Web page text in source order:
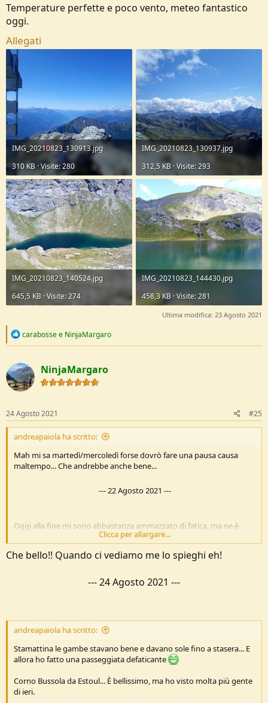
Lago di Bringuez
Cascata di Pracard
Temperature perfette e poco vento, meteo fantastico
oggi.
Allegati
IMG_20210823_130913.jpg
310 KB · Visite: 280
IMG_20210823_130937.jpg
312,5 KB · Visite: 293
IMG_20210823_140524.jpg
645,5 KB · Visite: 274
IMG_20210823_144430.jpg
458,3 KB · Visite: 281
Ultima modifica: 23 Agosto 2021
R
c
t
i
o
s
:
carabossee NinjaMargaro
NinjaMargaro
24 Agosto 2021 #25
andreapaiola ha scritto:
Mah mi sa martedì/mercoledì forse dovrò fare una pausa causa
maltempo... Che andrebbe anche bene...
--- 22 Agosto 2021 ---
Oggi alla fine mi sono abbastanza ammazzato di fatica, ma ne è
Mi sono svegliato all'alba con la fame percui ho fatto una bella
Stamattina era molto umido e il cielo era coperto.
https://www.gulliver.it/itinerari/bussola-corno-da-brusson-per-il-
colle-di-brenguez/#map
Non volendo fare la strada fino a Brusson (al ritorno comunque ho
visto che sono 25 minuti a piedi dal lago di Brusson) decido di
prendere un sentiero vicino alla casa a Vollon che sale alla frazione
Salomon. Da lì teoricamente ci sarebbe un sentiero che mi collega
all'anello alla frazione Bringuez.
Clicca per allargare...
Che bello!! Quando ci vediamo me lo spieghi eh!
---24 Agosto 2021 ---
andreapaiola ha scritto:
Stamattina le gambe stavano bene e davano sole fino a stasera... E
allora ho fatto una passeggiata defaticante
Corno Bussola da Estoul... È bellissimo, ma ho visto molta più gente
di ieri.